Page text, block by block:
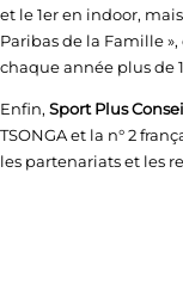
et le 1er en indoor,
Paribas de la Famille
chaque année plus de
Enfin, Sport Plus
TSONGA et la n° 2
les partenariats et les